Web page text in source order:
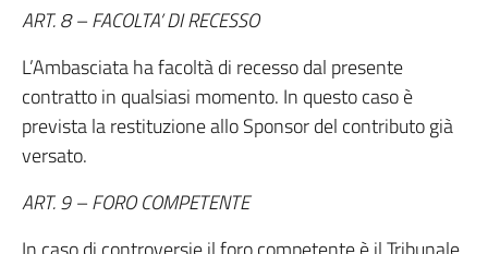
ART. 8 – FACOLTA’ DI RECESSO
L’Ambasciata ha facoltà di recesso dal presente
contratto in qualsiasi momento. In questo caso è
prevista la restituzione allo Sponsor del contributo già
versato.
ART. 9 – FORO COMPETENTE